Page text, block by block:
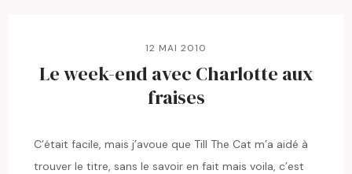
12 MAI 2010
Le week-end avec Charlotte aux
fraises
C’était facile, mais j’avoue que Till The Cat m’a aidé à
trouver le titre, sans le savoir en fait mais voila, c’est